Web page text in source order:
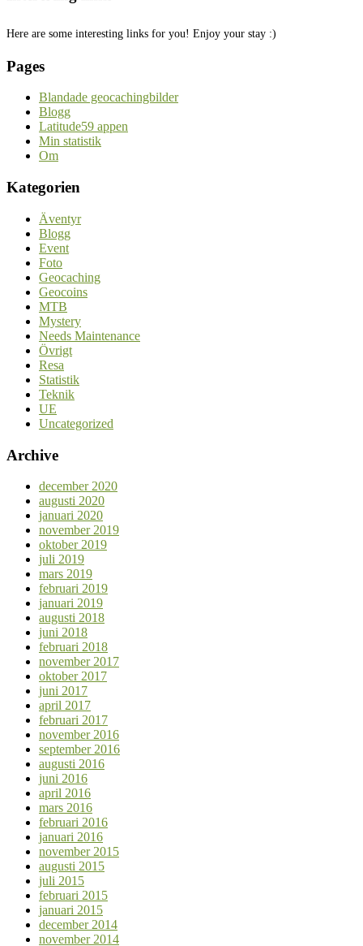
Here are some interesting links for you! Enjoy your stay :)
Pages
Blandade geocachingbilder
Blogg
Latitude59 appen
Min statistik
Om
Kategorien
Äventyr
Blogg
Event
Foto
Geocaching
Geocoins
MTB
Mystery
Needs Maintenance
Övrigt
Resa
Statistik
Teknik
UE
Uncategorized
Archive
december 2020
augusti 2020
januari 2020
november 2019
oktober 2019
juli 2019
mars 2019
februari 2019
januari 2019
augusti 2018
juni 2018
februari 2018
november 2017
oktober 2017
juni 2017
april 2017
februari 2017
november 2016
september 2016
augusti 2016
juni 2016
april 2016
mars 2016
februari 2016
januari 2016
november 2015
augusti 2015
juli 2015
februari 2015
januari 2015
december 2014
november 2014